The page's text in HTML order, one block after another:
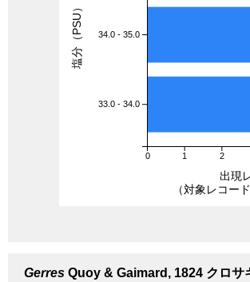
0 1 2
34.0 - 35.0
33.0 - 34.0
出現
（対象レコー
塩分（PSU）
Gerres Quoy & Gaimard, 1824 クロサ